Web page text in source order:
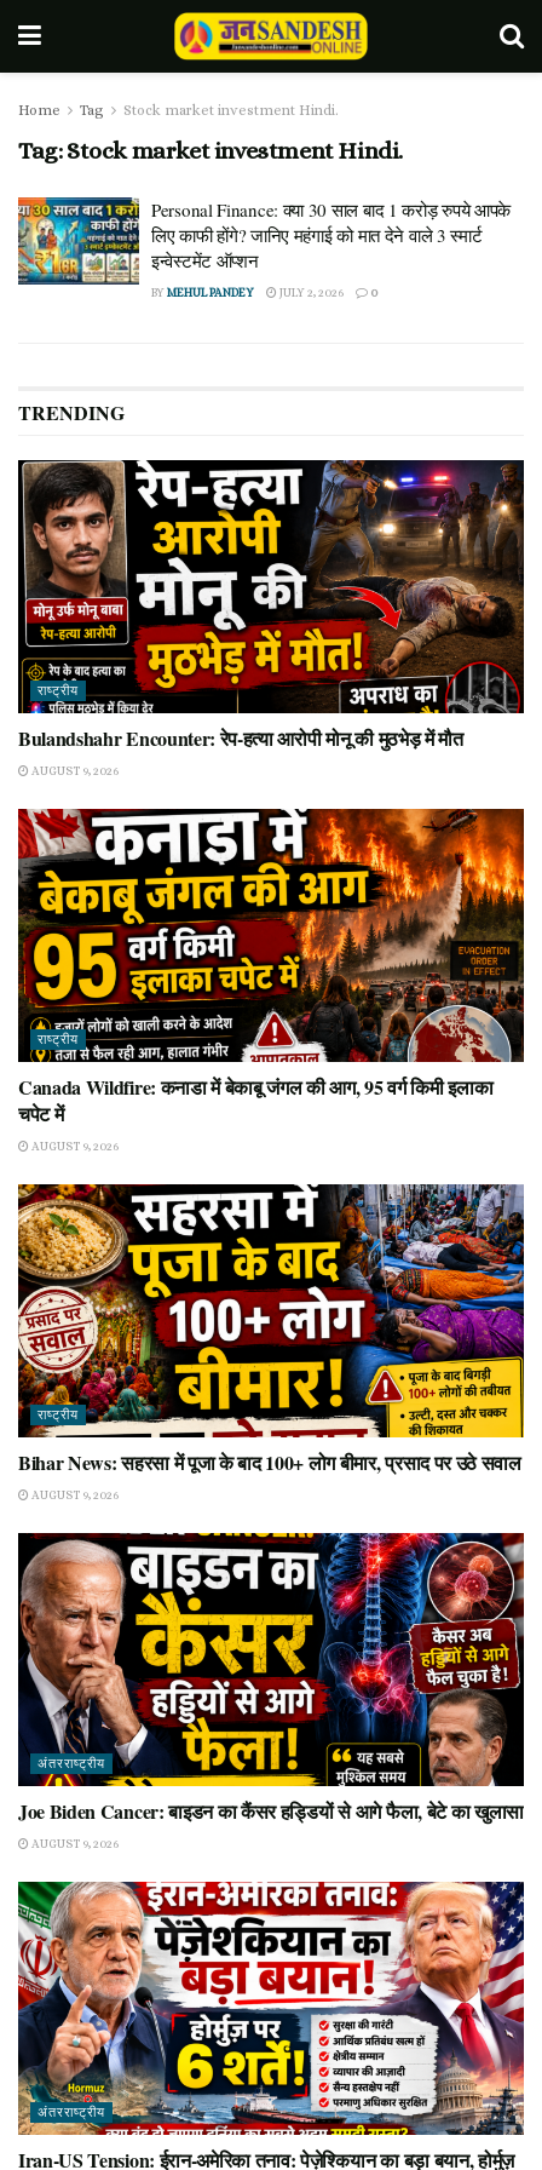
Home Tag Stock market investment Hindi.
Tag:Stock market investment Hindi.
Personal Finance: क्या 30 साल बाद 1 करोड़ रुपये आपके
लिए काफी होंगे? जानिए महंगाई को मात देने वाले 3 स्मार्ट
इन्वेस्टमेंट ऑप्शन
BYMEHUL PANDEY JULY 2, 2026 0
TRENDING
राष्ट्रीय
Bulandshahr Encounter: रेप-हत्या आरोपी मोनू की मुठभेड़ में मौत
AUGUST 9, 2026
राष्ट्रीय
Canada Wildfire: कनाडा में बेकाबू जंगल की आग, 95 वर्ग किमी इलाका
चपेट में
AUGUST 9, 2026
राष्ट्रीय
Bihar News: सहरसा में पूजा के बाद 100+ लोग बीमार, प्रसाद पर उठे सवाल
AUGUST 9, 2026
अंतरराष्ट्रीय
Joe Biden Cancer: बाइडन का कैंसर हड्डियों से आगे फैला, बेटे का खुलासा
AUGUST 9, 2026
अंतरराष्ट्रीय
Iran-US Tension: ईरान-अमेरिका तनाव: पेज़ेश्कियान का बड़ा बयान, होर्मुज़